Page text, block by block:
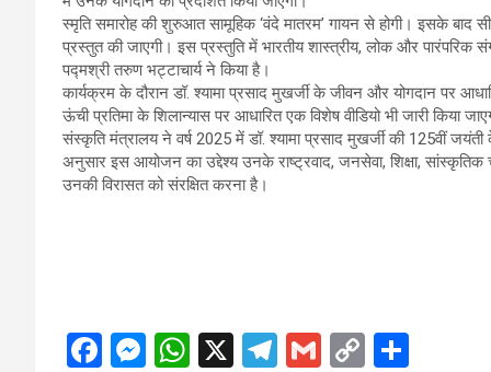
स्मृति समारोह की शुरुआत सामूहिक ‘वंदे मातरम’ गायन से होगी। इसके बाद
प्रस्तुत की जाएगी। इस प्रस्तुति में भारतीय शास्त्रीय, लोक और पारंपरिक
पद्मश्री तरुण भट्टाचार्य ने किया है।
कार्यक्रम के दौरान डॉ. श्यामा प्रसाद मुखर्जी के जीवन और योगदान पर
ऊंची प्रतिमा के शिलान्यास पर आधारित एक विशेष वीडियो भी जारी किया
संस्कृति मंत्रालय ने वर्ष 2025 में डॉ. श्यामा प्रसाद मुखर्जी की 125वीं जयंती
अनुसार इस आयोजन का उद्देश्य उनके राष्ट्रवाद, जनसेवा, शिक्षा,
उनकी विरासत को संरक्षित करना है।
F
M W X
T
G
C